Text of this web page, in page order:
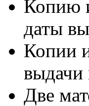
Копию
даты
Копии
выдачи
Две